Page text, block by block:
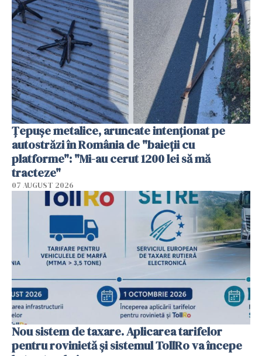
Țepușe metalice, aruncate intenționat pe
autostrăzi în România de "baieții cu
platforme": "Mi-au cerut 1200 lei să mă
tracteze"
07 AUGUST 2026
Nou sistem de taxare. Aplicarea tarifelor
pentru rovinietă şi sistemul TollRo va începe